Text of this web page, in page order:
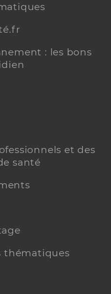
: les bons
et des
santé
thématiques